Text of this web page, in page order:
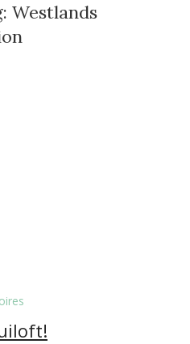
Westlands